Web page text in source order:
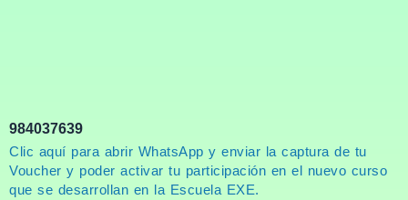
984037639
Clic aquí para abrir WhatsApp y enviar la captura de tu
Voucher y poder activar tu participación en el nuevo curso
que se desarrollan en la Escuela EXE.